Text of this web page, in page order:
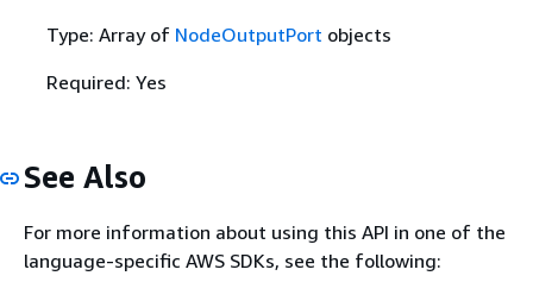
Type: Array of NodeOutputPort objects
Required: Yes
See Also
For more information about using this API in one of the
language-specific AWS SDKs, see the following: